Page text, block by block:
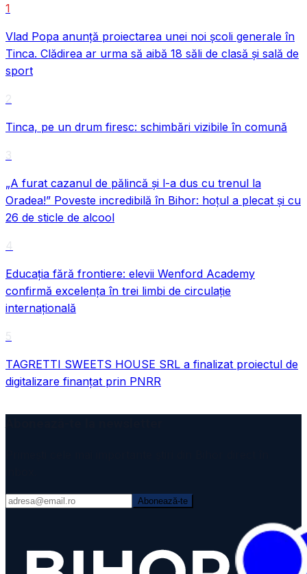
VIDEO
VIDEO
1
Vlad Popa anunță proiectarea unei noi școli generale în
Tinca. Clădirea ar urma să aibă 18 săli de clasă și sală de
sport
2
Tinca, pe un drum firesc: schimbări vizibile în comună
3
„A furat cazanul de pălincă și l-a dus cu trenul la
Oradea!” Poveste incredibilă în Bihor: hoțul a plecat și cu
26 de sticle de alcool
4
Educația fără frontiere: elevii Wenford Academy
confirmă excelența în trei limbi de circulație
internațională
5
TAGRETTI SWEETS HOUSE SRL a finalizat proiectul de
digitalizare finanțat prin PNRR
Abonează-te